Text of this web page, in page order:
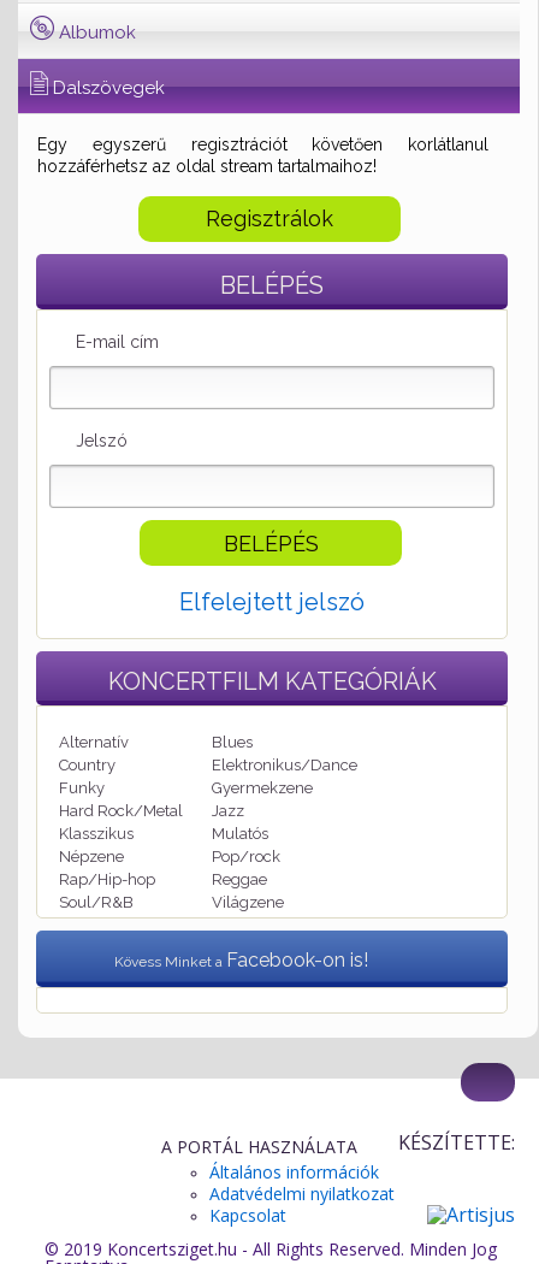
Albumok
Dalszövegek
Egy egyszerű regisztrációt követően korlátlanul
hozzáférhetsz az oldal stream tartalmaihoz!
Regisztrálok
BELÉPÉS
E-mail cím
Jelszó
Elfelejtett jelszó
KONCERTFILM KATEGÓRIÁK
Alternatív
Blues
Country
Elektronikus/Dance
Funky
Gyermekzene
Hard Rock/Metal
Jazz
Klasszikus
Mulatós
Népzene
Pop/rock
Rap/Hip-hop
Reggae
Soul/R&B
Világzene
Kövess Minket a Facebook-on is!
© 2019 Koncertsziget.hu - All Rights Reserved. Minden Jog
A PORTÁL HASZNÁLATA
Általános információk
Adatvédelmi nyilatkozat
Kapcsolat
KÉSZÍTETTE: